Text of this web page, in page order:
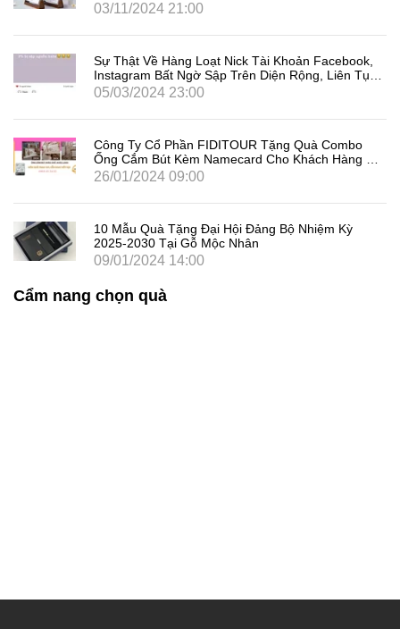
03/11/2024 21:00
Sự Thật Về Hàng Loạt Nick Tài Khoản Facebook,
Instagram Bất Ngờ Sập Trên Diện Rộng, Liên Tục
Đăng Xuất Người Dùng Là Gì
05/03/2024 23:00
Công Ty Cổ Phần FIDITOUR Tặng Quà Combo
Ống Cắm Bút Kèm Namecard Cho Khách Hàng Dịp
8/3
26/01/2024 09:00
10 Mẫu Quà Tặng Đại Hội Đảng Bộ Nhiệm Kỳ
2025-2030 Tại Gỗ Mộc Nhân
09/01/2024 14:00
Cẩm nang chọn quà